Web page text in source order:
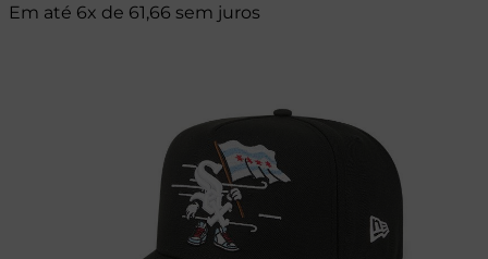
Em até 6x de 61,66 sem juros